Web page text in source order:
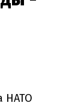
НАТО